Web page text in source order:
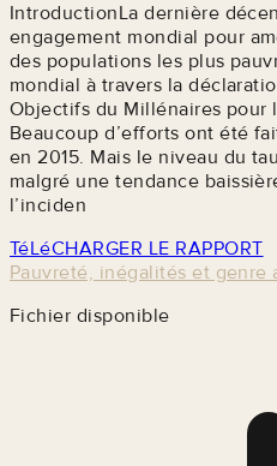
IntroductionLa dernière
engagement mondial pour
des populations les plus
mondial à travers la
Objectifs du Millénaires pour
Beaucoup d’efforts ont été
en 2015. Mais le niveau du
malgré une tendance
l’inciden
TéLéCHARGER LE RAPPORT
Pauvreté, inégalités et genre
Fichier disponible